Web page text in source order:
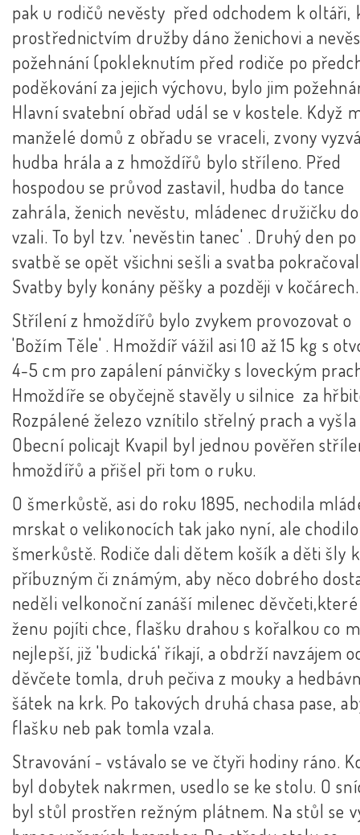
pak u rodičů nevěsty před odchodem k oltáři,
prostřednictvím družby dáno ženichovi a
požehnání (pokleknutím před rodiče po
poděkování za jejich výchovu, bylo jim
Hlavní svatební obřad udál se v kostele. Když
manželé domů z obřadu se vraceli, zvony
hudba hrála a z hmoždířů bylo stříleno. Před
hospodou se průvod zastavil, hudba do tance
zahrála, ženich nevěstu, mládenec družičku
vzali. To byl tzv. 'nevěstin tanec' . Druhý den po
svatbě se opět všichni sešli a svatba
Svatby byly konány pěšky a později v kočárech.
Střílení z hmoždířů bylo zvykem provozovat o
'Božím Těle' . Hmoždíř vážil asi 10 až 15 kg s
4-5 cm pro zapálení pánvičky s loveckým
Hmoždíře se obyčejně stavěly u silnice za
Rozpálené železo vznítilo střelný prach a vyšla
Obecní policajt Kvapil byl jednou pověřen
hmoždířů a přišel při tom o ruku.
O šmerkůstě, asi do roku 1895, nechodila
mrskat o velikonocích tak jako nyní, ale
šmerkůstě. Rodiče dali dětem košík a děti šly k
příbuzným či známým, aby něco dobrého
neděli velkonoční zanáší milenec děvčeti,které
ženu pojíti chce, flašku drahou s kořalkou co
nejlepší, již 'budická' říkají, a obdrží navzájem
děvčete tomla, druh pečiva z mouky a
šátek na krk. Po takových druhá chasa pase,
flašku neb pak tomla vzala.
Stravování - vstávalo se ve čtyři hodiny ráno.
byl dobytek nakrmen, usedlo se ke stolu. O
byl stůl prostřen režným plátnem. Na stůl se